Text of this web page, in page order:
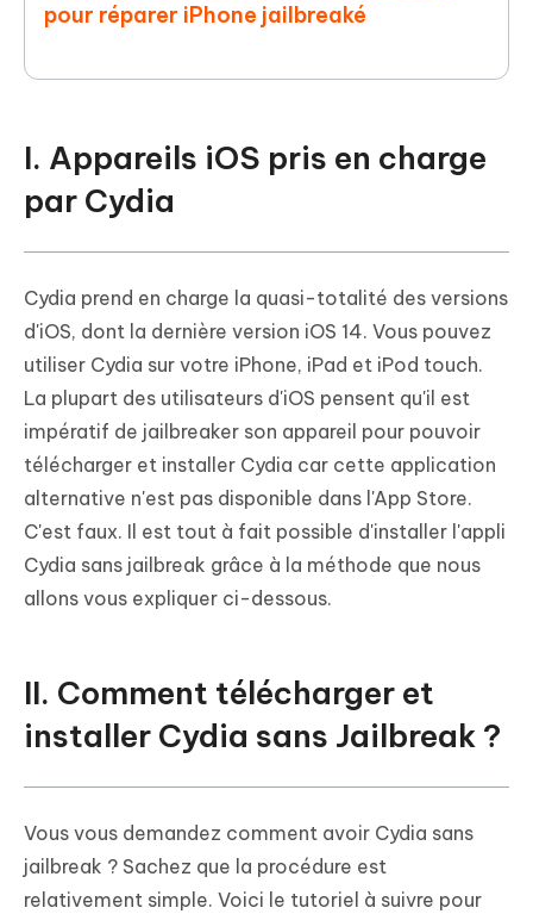
pour réparer iPhone jailbreaké
I. Appareils iOS pris en charge
par Cydia
Cydia prend en charge la quasi-totalité des versions
d'iOS, dont la dernière version iOS 14. Vous pouvez
utiliser Cydia sur votre iPhone, iPad et iPod touch.
La plupart des utilisateurs d'iOS pensent qu'il est
impératif de jailbreaker son appareil pour pouvoir
télécharger et installer Cydia car cette application
alternative n'est pas disponible dans l'App Store.
C'est faux. Il est tout à fait possible d'installer l'appli
Cydia sans jailbreak grâce à la méthode que nous
allons vous expliquer ci-dessous.
II. Comment télécharger et
installer Cydia sans Jailbreak ?
Vous vous demandez comment avoir Cydia sans
jailbreak ? Sachez que la procédure est
relativement simple. Voici le tutoriel à suivre pour